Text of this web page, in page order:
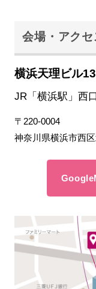
会場・アクセ
横浜天理ビル
JR「横浜駅」西
〒220-0004
神奈川県横浜市西